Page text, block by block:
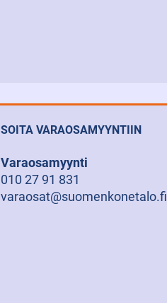
SOITA VARAOSAMYYNTIIN
Varaosamyynti
010 27 91 831
varaosat@suomenkonetalo.fi